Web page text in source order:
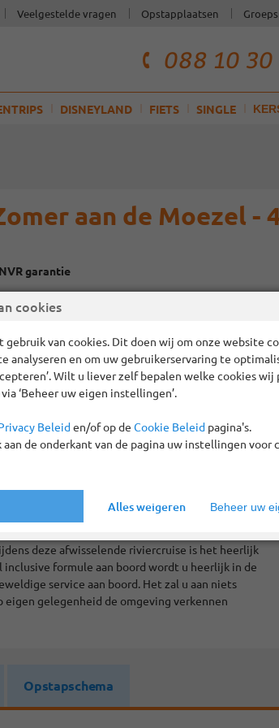
088 10
DISNEYLAND FIETS SINGLE
Veelgestelde vragen Opstapplaatsen
aan de Moezel -
garantie
heuvels gloeien in de warme zon. Deze
op de kruising van Moezel en Rijn, varen we
deze afwisselende riviercruise is het heerlijk
formule aan boord wordt u heerlijk in de
service aan boord. Het zal u aan niets
eigen gelegenheid de omgeving verkennen
Opstapschema
cookies
gebruik van cookies. Dit doen wij om onze website
analyseren en om uw gebruikerservaring te
Wilt u liever zelf bepalen welke cookies wij
‘Beheer uw eigen instellingen’.
Beleiden/of op de Cookie Beleid pagina's.
de onderkant van de pagina uw instellingen voor
Beheer uw
Alles weigeren